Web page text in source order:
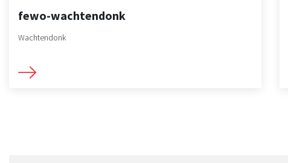
fewo-wachtendonk
Wachtendonk